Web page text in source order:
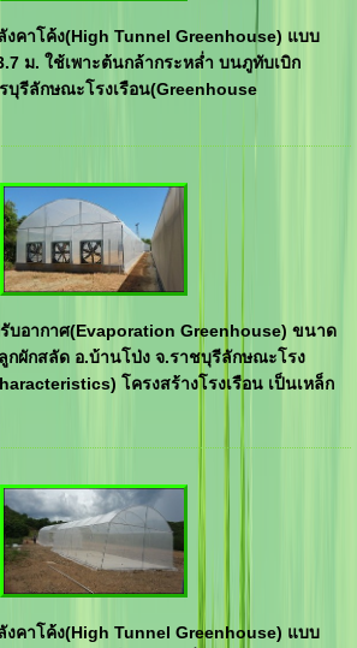
งคาโค้ง(High Tunnel Greenhouse) แบบ
ม. ใช้เพาะต้นกล้ากระหล่ำ บนภูทับเบิก
บุรีลักษณะโรงเรือน(Greenhouse
บอากาศ(Evaporation Greenhouse) ขนาด
กผักสลัด อ.บ้านโป่ง จ.ราชบุรีลักษณะโรง
โครงสร้างโรงเรือน เป็นเหล็ก
งคาโค้ง(High Tunnel Greenhouse) แบบ